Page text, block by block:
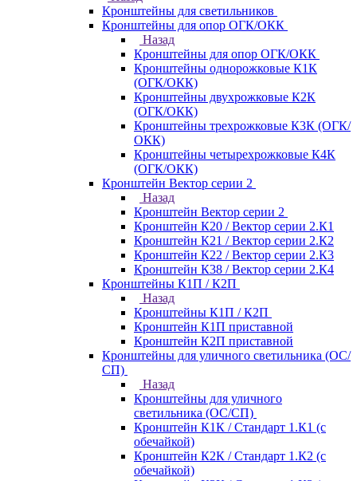
Кронштейны для светильников
Кронштейны для опор ОГК/ОКК
Назад
Кронштейны для опор ОГК/ОКК
Кронштейны однорожковые К1К
(ОГК/ОКК)
Кронштейны двухрожковые К2К
(ОГК/ОКК)
Кронштейны трехрожковые К3К (ОГК/
ОКК)
Кронштейны четырехрожковые К4К
(ОГК/ОКК)
Кронштейн Вектор серии 2
Назад
Кронштейн Вектор серии 2
Кронштейн К20 / Вектор серии 2.К1
Кронштейн К21 / Вектор серии 2.К2
Кронштейн К22 / Вектор серии 2.К3
Кронштейн К38 / Вектор серии 2.К4
Кронштейны К1П / К2П
Назад
Кронштейны К1П / К2П
Кронштейн К1П приставной
Кронштейн К2П приставной
Кронштейны для уличного светильника (ОС/
СП)
Назад
Кронштейны для уличного
светильника (ОС/СП)
Кронштейн К1К / Стандарт 1.К1 (с
обечайкой)
Кронштейн К2К / Стандарт 1.К2 (с
обечайкой)